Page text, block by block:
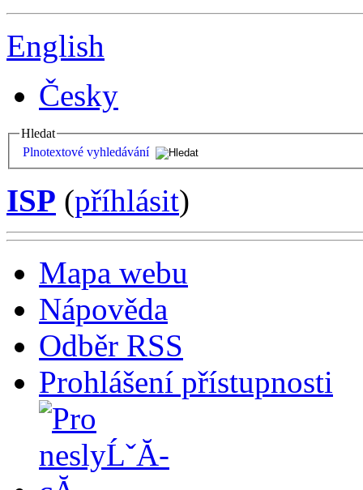
English
Česky
Hledat
Plnotextové vyhledávání
ISP (příhlásit)
Mapa webu
Nápověda
Odběr RSS
Prohlášení přístupnosti